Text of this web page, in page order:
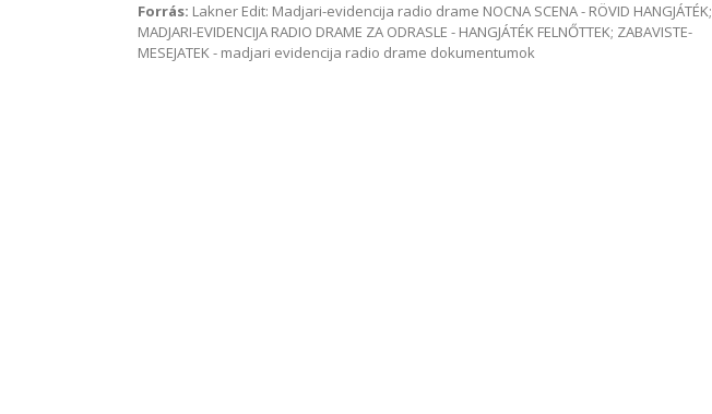
Forrás: Lakner Edit: Madjari-evidencija radio drame NOCNA SCENA - RÖVID HANGJÁTÉK;
MADJARI-EVIDENCIJA RADIO DRAME ZA ODRASLE - HANGJÁTÉK FELNŐTTEK; ZABAVISTE-
MESEJATEK - madjari evidencija radio drame dokumentumok